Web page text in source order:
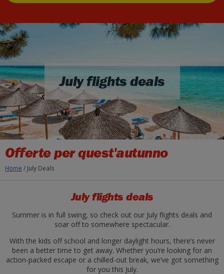
July flights deals
Offerte per quest'autunno
Home / July Deals
July flights deals
Summer is in full swing, so check out our July flights deals and
soar off to somewhere spectacular.
With the kids off school and longer daylight hours, there’s never
been a better time to get away. Whether you’re looking for an
action-packed escape or a chilled-out break, we’ve got something
for you this July.